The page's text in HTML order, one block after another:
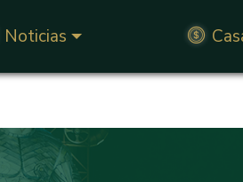
Noticias